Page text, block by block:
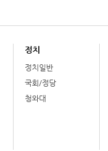
정치
정치일반
국회/정당
청와대